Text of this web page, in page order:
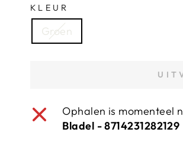
KLEUR
Groen
Ophalen is momenteel
Bladel - 8714231282129